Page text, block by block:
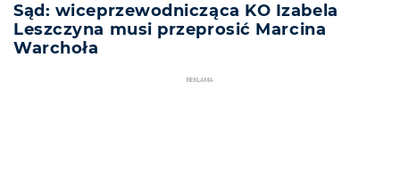
Sąd: wiceprzewodnicząca KO Izabela
Leszczyna musi przeprosić Marcina
Warchoła
REKLAMA